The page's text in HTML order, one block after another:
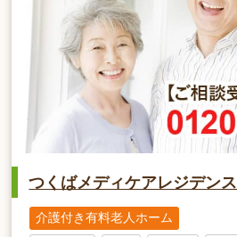
つくばメディケアレジデンス
介護付き有料老人ホーム